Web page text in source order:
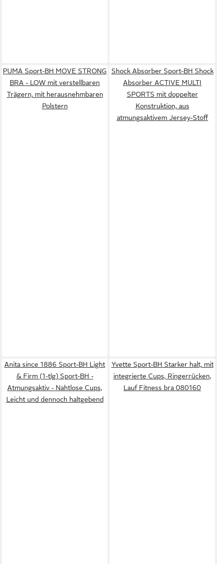
PUMA Sport-BH MOVE STRONG
BRA - LOW mit verstellbaren
Trägern, mit herausnehmbaren
Polstern
Shock Absorber Sport-BH Shock
Absorber ACTIVE MULTI
SPORTS mit doppelter
Konstruktion, aus
atmungsaktivem Jersey-Stoff
Anita since 1886 Sport-BH Light
& Firm (1-tlg) Sport-BH -
Atmungsaktiv - Nahtlose Cups,
Leicht und dennoch haltgebend
Yvette Sport-BH Starker halt, mit
integrierte Cups, Ringerrücken,
Lauf Fitness bra 080160